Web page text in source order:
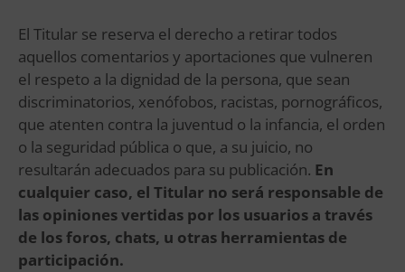
El Titular se reserva el derecho a retirar todos
aquellos comentarios y aportaciones que vulneren
el respeto a la dignidad de la persona, que sean
discriminatorios, xenófobos, racistas, pornográficos,
que atenten contra la juventud o la infancia, el orden
o la seguridad pública o que, a su juicio, no
resultarán adecuados para su publicación. En
cualquier caso, el Titular no será responsable de
las opiniones vertidas por los usuarios a través
de los foros, chats, u otras herramientas de
participación.